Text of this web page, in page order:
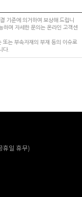
기준에 의거하여 보상해 드립니
며 자세한 문의는 온라인 고객센
또는 부속자재의 부재 등의 이슈로
다.
휴일 휴무)